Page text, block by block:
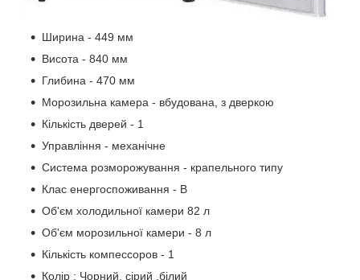
Ширина - 449 мм
Висота - 840 мм
Глибина - 470 мм
Морозильна камера - вбудована, з дверкою
Кількість дверей - 1
Управління - механічне
Система розморожування - крапельного типу
Клас енергоспоживання - В
Об'єм холодильної камери 82 л
Об'єм морозильної камери - 8 л
Кількість компессоров - 1
Колір : Чорний, сірий ,білий